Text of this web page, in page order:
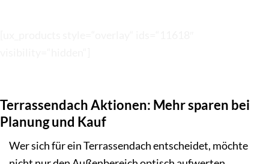
Terrassendach Aktionen: Mehr sparen bei
Planung und Kauf
Wer sich für ein Terrassendach entscheidet, möchte